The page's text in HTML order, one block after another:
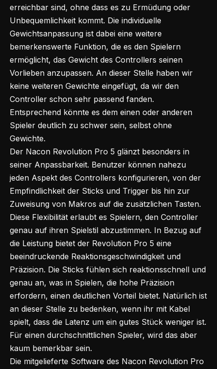
erreichbar sind, ohne dass es zu Ermüdung oder
Unbequemlichkeit kommt. Die individuelle
Gewichtsanpassung ist dabei eine weitere
bemerkenswerte Funktion, die es den Spielern
ermöglicht, das Gewicht des Controllers seinen
Vorlieben anzupassen. An dieser Stelle haben wir
keine weiteren Gewichte eingefügt, da wir den
Controller schon sehr passend fanden.
Entsprechend könnte es dem einen oder anderen
Spieler deutlich zu schwer sein, selbst ohne
Gewichte.
Der Nacon Revolution Pro 5 glänzt besonders in
seiner Anpassbarkeit. Benutzer können nahezu
jeden Aspekt des Controllers konfigurieren, von der
Empfindlichkeit der Sticks und Trigger bis hin zur
Zuweisung von Makros auf die zusätzlichen Tasten.
Diese Flexibilität erlaubt es Spielern, den Controller
genau auf ihren Spielstil abzustimmen. In Bezug auf
die Leistung bietet der Revolution Pro 5 eine
beeindruckende Reaktionsgeschwindigkeit und
Präzision. Die Sticks fühlen sich reaktionsschnell und
genau an, was in Spielen, die hohe Präzision
erfordern, einen deutlichen Vorteil bietet. Natürlich ist
an dieser Stelle zu bedenken, wenn ihr mit Kabel
spielt, dass die Latenz um ein gutes Stück weniger ist.
Für einen durchschnittlichen Spieler, wird das aber
kaum bemerkbar sein.
Die mitgelieferte Software des Nacon Revolution Pro